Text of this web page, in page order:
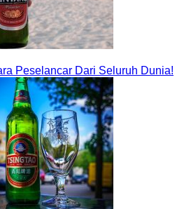
Peselancar Dari Seluruh Dunia!